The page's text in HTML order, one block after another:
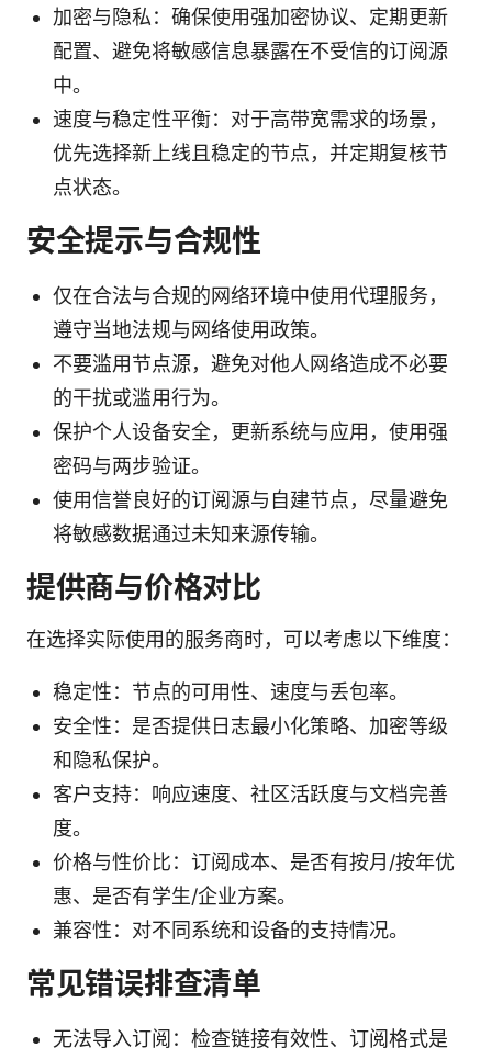
加密与隐私：确保使用强加密协议、定期更新
配置、避免将敏感信息暴露在不受信的订阅源
中。
速度与稳定性平衡：对于高带宽需求的场景，
优先选择新上线且稳定的节点，并定期复核节
点状态。
安全提示与合规性
仅在合法与合规的网络环境中使用代理服务，
遵守当地法规与网络使用政策。
不要滥用节点源，避免对他人网络造成不必要
的干扰或滥用行为。
保护个人设备安全，更新系统与应用，使用强
密码与两步验证。
使用信誉良好的订阅源与自建节点，尽量避免
将敏感数据通过未知来源传输。
提供商与价格对比
在选择实际使用的服务商时，可以考虑以下维度：
稳定性：节点的可用性、速度与丢包率。
安全性：是否提供日志最小化策略、加密等级
和隐私保护。
客户支持：响应速度、社区活跃度与文档完善
度。
价格与性价比：订阅成本、是否有按月/按年优
惠、是否有学生/企业方案。
兼容性：对不同系统和设备的支持情况。
常见错误排查清单
无法导入订阅：检查链接有效性、订阅格式是